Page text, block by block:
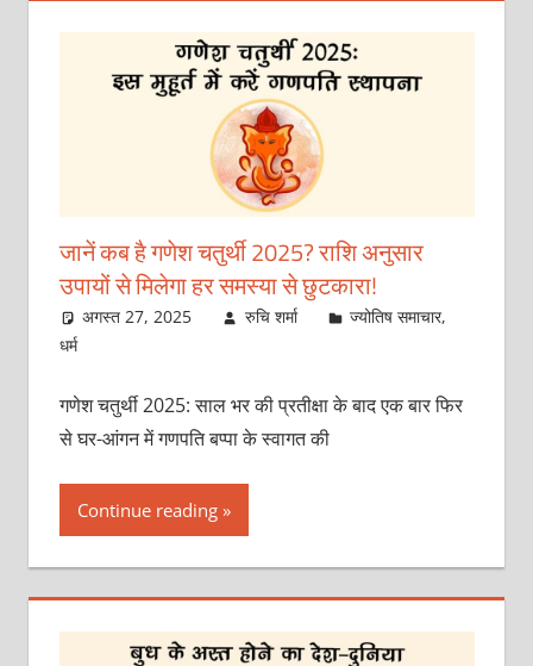
जानें कब है गणेश चतुर्थी 2025? राशि अनुसार
उपायों से मिलेगा हर समस्या से छुटकारा!
अगस्त 27, 2025 रुचि शर्मा ज्योतिष समाचार,
धर्म
गणेश चतुर्थी 2025: साल भर की प्रतीक्षा के बाद एक बार फिर
से घर-आंगन में गणपति बप्पा के स्वागत की
Continue reading